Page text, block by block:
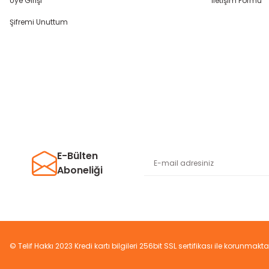
Şifremi Unuttum
E-Bülten
Aboneliği
© Telif Hakkı 2023 Kredi kartı bilgileri 256bit SSL sertifikası ile